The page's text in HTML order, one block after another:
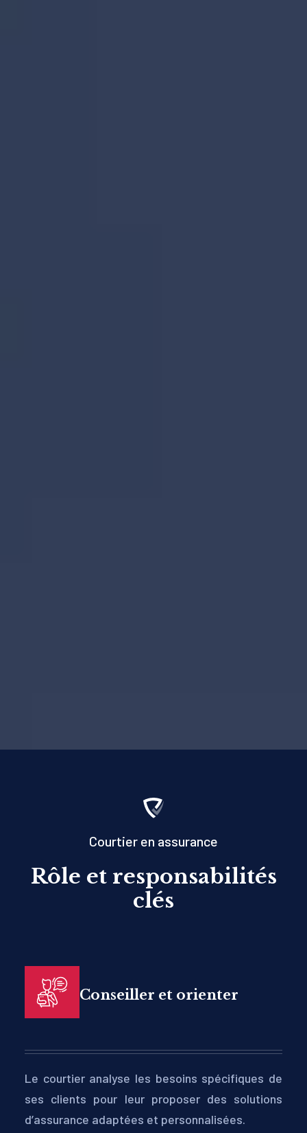
Courtier en assurance
Rôle et responsabilités
clés
Conseiller et orienter
Le courtier analyse les besoins spécifiques de
ses clients pour leur proposer des solutions
d’assurance adaptées et personnalisées.